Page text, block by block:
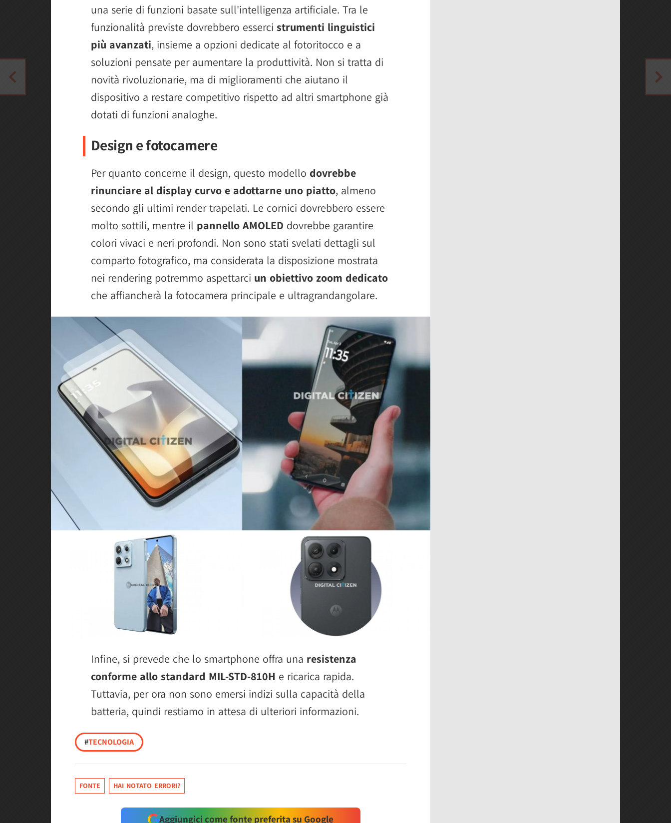
una serie di funzioni basate sull'intelligenza artificiale. Tra le
funzionalità previste dovrebbero esserci strumenti linguistici
più avanzati, insieme a opzioni dedicate al fotoritocco e a
soluzioni pensate per aumentare la produttività. Non si tratta di
novità rivoluzionarie, ma di miglioramenti che aiutano il
dispositivo a restare competitivo rispetto ad altri smartphone già
dotati di funzioni analoghe.
Design e fotocamere
Per quanto concerne il design, questo modello dovrebbe
rinunciare al display curvo e adottarne uno piatto, almeno
secondo gli ultimi render trapelati. Le cornici dovrebbero essere
molto sottili, mentre il pannello AMOLED dovrebbe garantire
colori vivaci e neri profondi. Non sono stati svelati dettagli sul
comparto fotografico, ma considerata la disposizione mostrata
nei rendering potremmo aspettarci un obiettivo zoom dedicato
che affiancherà la fotocamera principale e ultragrandangolare.
Infine, si prevede che lo smartphone offra una resistenza
conforme allo standard MIL-STD-810H e ricarica rapida.
Tuttavia, per ora non sono emersi indizi sulla capacità della
batteria, quindi restiamo in attesa di ulteriori informazioni.
#TECNOLOGIA
FONTE HAI NOTATO ERRORI?
Aggiungici come fonte preferita su Google